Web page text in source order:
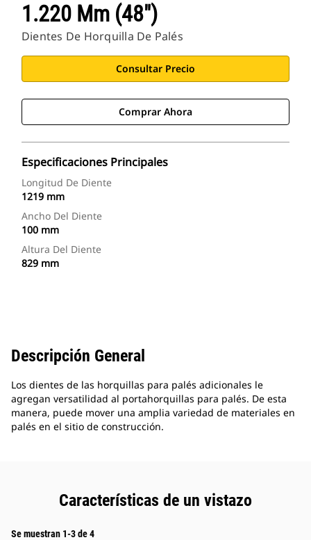
1.220 Mm (48")
Dientes De Horquilla De Palés
Consultar Precio
Comprar Ahora
Especificaciones Principales
Longitud De Diente
1219 mm
Ancho Del Diente
100 mm
Altura Del Diente
829 mm
Descripción General
Los dientes de las horquillas para palés adicionales le
agregan versatilidad al portahorquillas para palés. De esta
manera, puede mover una amplia variedad de materiales en
palés en el sitio de construcción.
Características de un vistazo
Se muestran 1-3 de 4